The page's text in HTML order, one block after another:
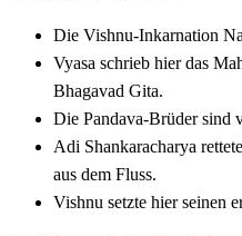
Die Vishnu-Inkarnation
Vyasa schrieb hier das
Bhagavad Gita.
Die Pandava-Brüder sind
Adi Shankaracharya
aus dem Fluss.
Vishnu setzte hier seinen